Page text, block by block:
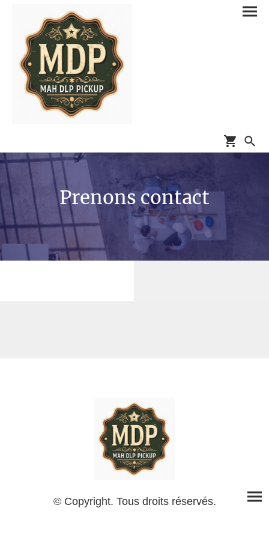
Prenons contact
© Copyright. Tous droits réservés.